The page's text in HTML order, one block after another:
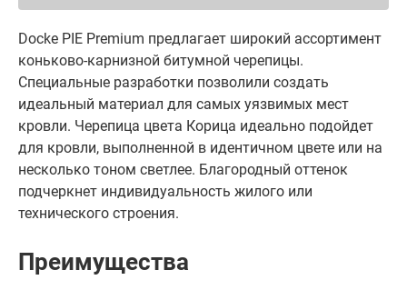
Docke PIE Premium предлагает широкий ассортимент
коньково-карнизной битумной черепицы.
Специальные разработки позволили создать
идеальный материал для самых уязвимых мест
кровли. Черепица цвета Корица идеально подойдет
для кровли, выполненной в идентичном цвете или на
несколько тоном светлее. Благородный оттенок
подчеркнет индивидуальность жилого или
технического строения.
Преимущества